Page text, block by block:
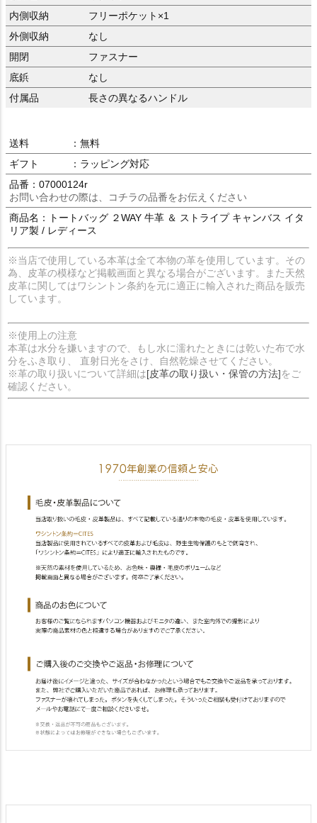
内側収納
フリーポケット×1
外側収納
なし
開閉
ファスナー
底鋲
なし
付属品
長さの異なるハンドル
送料
：無料
ギフト
：ラッピング対応
品番：07000124r
お問い合わせの際は、コチラの品番をお伝えください
商品名：トートバッグ ２WAY 牛革 ＆ ストライプ キャンバス イタ
リア製 / レディース
※当店で使用している本革は全て本物の革を使用しています。その
為、皮革の模様など掲載画面と異なる場合がございます。また天然
皮革に関してはワシントン条約を元に適正に輸入された商品を販売
しています。
※使用上の注意
本革は水分を嫌いますので、もし水に濡れたときには乾いた布で水
分をふき取り、 直射日光をさけ、自然乾燥させてください。
※革の取り扱いについて詳細は[皮革の取り扱い・保管の方法]をご
確認ください。